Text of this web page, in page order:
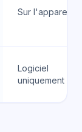
Sur l'appareil
Logiciel
uniquement